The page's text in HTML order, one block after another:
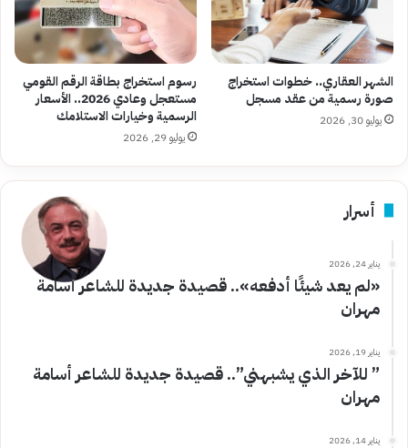
الشهر العقاري.. خطوات استخراج
صورة رسمية من عقد مسجل
يوليو 30, 2026
رسوم استخراج بطاقة الرقم القومي
مستعجل وعادي 2026.. الأسعار
الرسمية وخيارات الاستلامك
يوليو 29, 2026
أسرار
يناير 24, 2026
«لم يعد شيئًا أدفعه».. قصيدة جديدة للشاعر أسامة
مهران
يناير 19, 2026
” للآخر الذي يشبهني”.. قصيدة جديدة للشاعر أسامة
مهران
يناير 14, 2026